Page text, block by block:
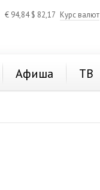
€ 94,84$ 82,17 Курс валют
Афиша ТВ